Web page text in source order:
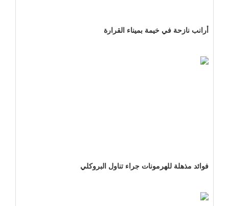
أرانب نازحة في خيمة بميناء القرارة
فوائد مذهلة للهرمونات جراء تناول البروكلي